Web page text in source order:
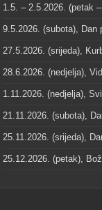
1.5. – 2.5.2026. (petak
9.5.2026. (subota), Dan
27.5.2026. (srijeda),
28.6.2026. (nedjelja),
1.11.2026. (nedjelja),
21.11.2026. (subota),
25.11.2026. (srijeda),
25.12.2026. (petak),